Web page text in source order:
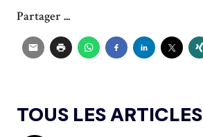
Partager ...
TOUS LES ARTICLES